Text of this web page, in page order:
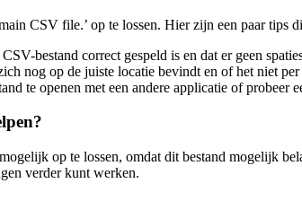
CSV file.’ op te lossen. Hier zijn een paar tips
bestand correct gespeld is en dat er geen
nog op de juiste locatie bevindt en of het niet
te openen met een andere applicatie of probeer
op te lossen, omdat dit bestand mogelijk
verder kunt werken.